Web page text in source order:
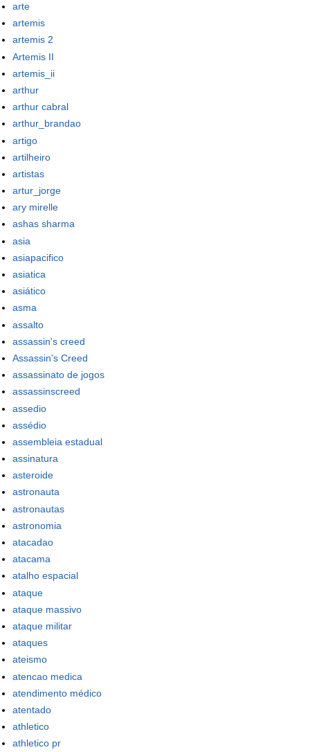
arte
artemis
artemis 2
Artemis II
artemis_ii
arthur
arthur cabral
arthur_brandao
artigo
artilheiro
artistas
artur_jorge
ary mirelle
ashas sharma
asia
asiapacifico
asiatica
asiático
asma
assalto
assassin's creed
Assassin's Creed
assassinato de jogos
assassinscreed
assedio
assédio
assembleia estadual
assinatura
asteroide
astronauta
astronautas
astronomia
atacadao
atacama
atalho espacial
ataque
ataque massivo
ataque militar
ataques
ateismo
atencao medica
atendimento médico
atentado
athletico
athletico pr